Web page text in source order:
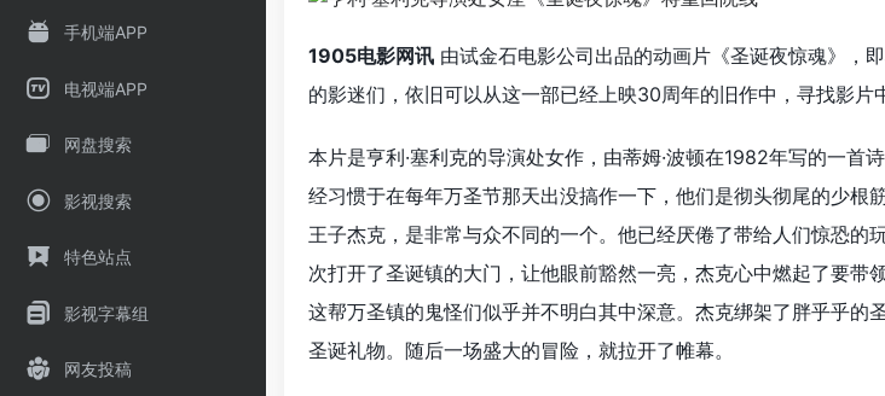
手机端APP
电视端APP
网盘搜索
影视搜索
特色站点
影视字幕组
网友投稿
1905电影网讯 由试金石电影公司出品的动画片《圣诞夜惊魂》，
的影迷们，依旧可以从这一部已经上映30周年的旧作中，寻找影片
本片是亨利·塞利克的导演处女作，由蒂姆·波顿在1982年写的一首
经习惯于在每年万圣节那天出没搞作一下，他们是彻头彻尾的少根
王子杰克，是非常与众不同的一个。他已经厌倦了带给人们惊恐的
次打开了圣诞镇的大门，让他眼前豁然一亮，杰克心中燃起了要带
这帮万圣镇的鬼怪们似乎并不明白其中深意。杰克绑架了胖乎乎的
圣诞礼物。随后一场盛大的冒险，就拉开了帷幕。